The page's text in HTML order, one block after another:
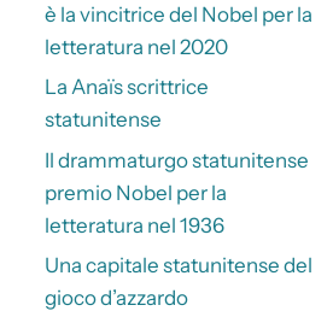
è la vincitrice del Nobel per la
letteratura nel 2020
La Anaïs scrittrice
statunitense
Il drammaturgo statunitense
premio Nobel per la
letteratura nel 1936
Una capitale statunitense del
gioco d’azzardo